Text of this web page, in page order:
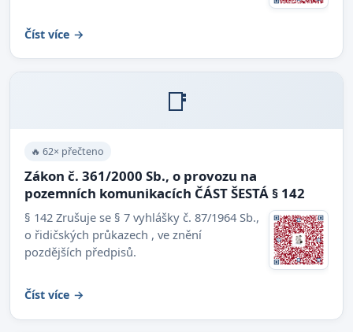
Číst více →
📑
🔥 62× přečteno
Zákon č. 361/2000 Sb., o provozu na
pozemních komunikacích ČÁST ŠESTÁ § 142
§ 142 Zrušuje se § 7 vyhlášky č. 87/1964 Sb.,
o řidičských průkazech , ve znění
pozdějších předpisů.
Číst více →